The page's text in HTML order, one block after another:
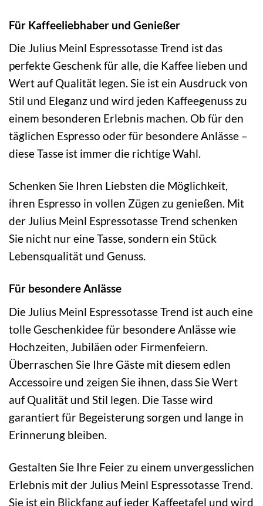
Für Kaffeeliebhaber und Genießer
Die Julius Meinl Espressotasse Trend ist das
perfekte Geschenk für alle, die Kaffee lieben und
Wert auf Qualität legen. Sie ist ein Ausdruck von
Stil und Eleganz und wird jeden Kaffeegenuss zu
einem besonderen Erlebnis machen. Ob für den
täglichen Espresso oder für besondere Anlässe –
diese Tasse ist immer die richtige Wahl.
Schenken Sie Ihren Liebsten die Möglichkeit,
ihren Espresso in vollen Zügen zu genießen. Mit
der Julius Meinl Espressotasse Trend schenken
Sie nicht nur eine Tasse, sondern ein Stück
Lebensqualität und Genuss.
Für besondere Anlässe
Die Julius Meinl Espressotasse Trend ist auch eine
tolle Geschenkidee für besondere Anlässe wie
Hochzeiten, Jubiläen oder Firmenfeiern.
Überraschen Sie Ihre Gäste mit diesem edlen
Accessoire und zeigen Sie ihnen, dass Sie Wert
auf Qualität und Stil legen. Die Tasse wird
garantiert für Begeisterung sorgen und lange in
Erinnerung bleiben.
Gestalten Sie Ihre Feier zu einem unvergesslichen
Erlebnis mit der Julius Meinl Espressotasse Trend.
Sie ist ein Blickfang auf jeder Kaffeetafel und wird